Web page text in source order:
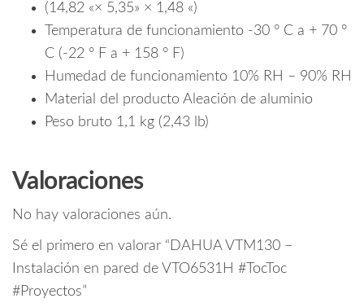
(14,82 «× 5,35» × 1,48 «)
Temperatura de funcionamiento -30 ° C a + 70 °
C (-22 ° F a + 158 ° F)
Humedad de funcionamiento 10% RH – 90% RH
Material del producto Aleación de aluminio
Peso bruto 1,1 kg (2,43 lb)
Valoraciones
No hay valoraciones aún.
Sé el primero en valorar “DAHUA VTM130 –
Instalación en pared de VTO6531H #TocToc
#Proyectos”